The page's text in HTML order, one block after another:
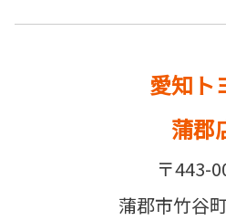
愛知ト
蒲郡
〒443-
蒲郡市竹谷